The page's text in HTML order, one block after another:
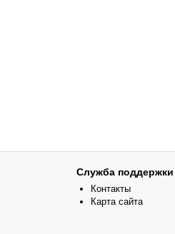
Служба поддержки
Контакты
Карта сайта